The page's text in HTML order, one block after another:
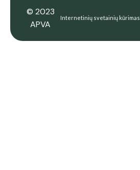
© 2023
APVA
Internetinių svetainių kūrimas